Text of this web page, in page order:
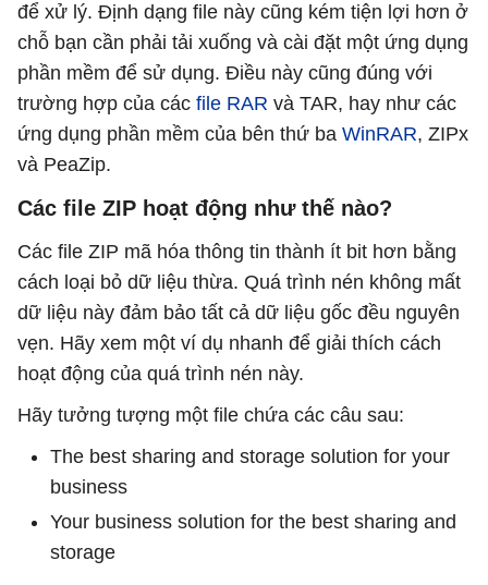
để xử lý. Định dạng file này cũng kém tiện lợi hơn ở
chỗ bạn cần phải tải xuống và cài đặt một ứng dụng
phần mềm để sử dụng. Điều này cũng đúng với
trường hợp của các file RAR và TAR, hay như các
ứng dụng phần mềm của bên thứ ba WinRAR, ZIPx
và PeaZip.
Các file ZIP hoạt động như thế nào?
Các file ZIP mã hóa thông tin thành ít bit hơn bằng
cách loại bỏ dữ liệu thừa. Quá trình nén không mất
dữ liệu này đảm bảo tất cả dữ liệu gốc đều nguyên
vẹn. Hãy xem một ví dụ nhanh để giải thích cách
hoạt động của quá trình nén này.
Hãy tưởng tượng một file chứa các câu sau:
The best sharing and storage solution for your
business
Your business solution for the best sharing and
storage